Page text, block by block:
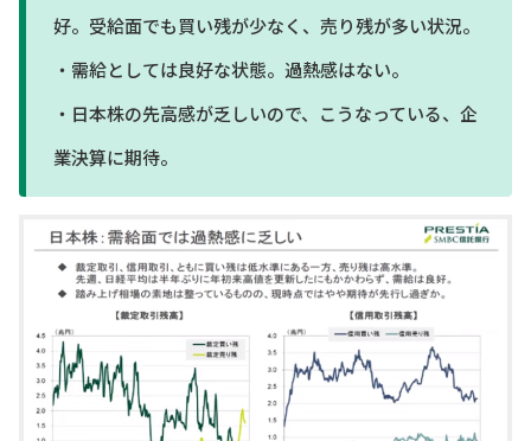
好。受給面でも買い残が少なく、売り残が多い状況。
・需給としては良好な状態。過熱感はない。
・日本株の先高感が乏しいので、こうなっている、企
業決算に期待。